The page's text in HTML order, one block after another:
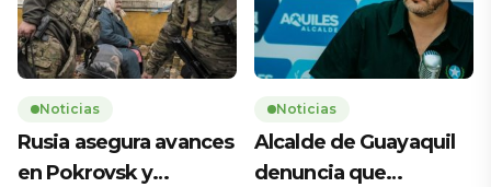
un supermercado ubicado
en la avenida Carlos Julio
Arosemena, en el norte de
la ciudad. El hecho ocurrió
a las 08h17, 43 minutos
antes de la apertura […]
el lunes 1 y el jueves 4 de
diciembre de 2025, en
horario de 08h00 a 17h00,
en 193 agencias a escala
nacional. La medida busca
ampliar la capacidad
operativa y facilitar […]
Noticias
Rusia asegura avances
en Pokrovsk y
Noticias
Alcalde de Guayaquil
denuncia que